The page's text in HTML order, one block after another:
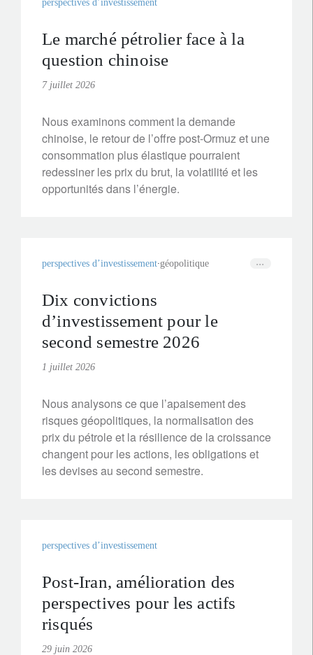
perspectives d’investissement
Le marché pétrolier face à la
question chinoise
7 juillet 2026
Nous examinons comment la demande
chinoise, le retour de l’offre post-Ormuz et une
consommation plus élastique pourraient
redessiner les prix du brut, la volatilité et les
opportunités dans l’énergie.
perspectives d’investissement géopolitique
Dix convictions
d’investissement pour le
second semestre 2026
1 juillet 2026
Nous analysons ce que l’apaisement des
risques géopolitiques, la normalisation des
prix du pétrole et la résilience de la croissance
changent pour les actions, les obligations et
les devises au second semestre.
perspectives d’investissement
Post-Iran, amélioration des
perspectives pour les actifs
risqués
29 juin 2026